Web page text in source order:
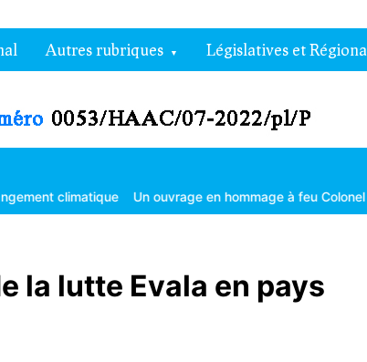
Autres rubriques Législatives et
Un ouvrage en hommage à feu Colonel Kléber Dadjo
la lutte Evala en pays